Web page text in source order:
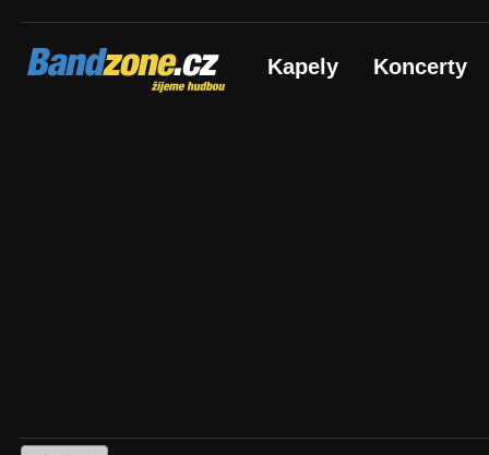
Bandzone.cz
žijeme hudbou Kapely Koncerty